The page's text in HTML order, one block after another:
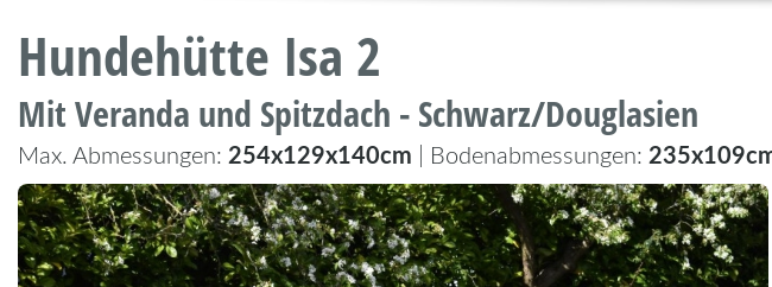
Hundehütte Isa 2
Mit Veranda und Spitzdach - Schwarz/Douglasien
Max. Abmessungen: 254x129x140cm | Bodenabmessungen: